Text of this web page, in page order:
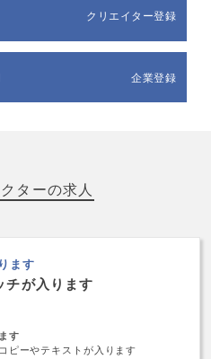
クリエイター登録
企業登録
ターの求人
ます
チが入ります
す
ピーやテキストが入ります